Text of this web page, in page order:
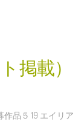
掲載）
品５ 19 エイリア